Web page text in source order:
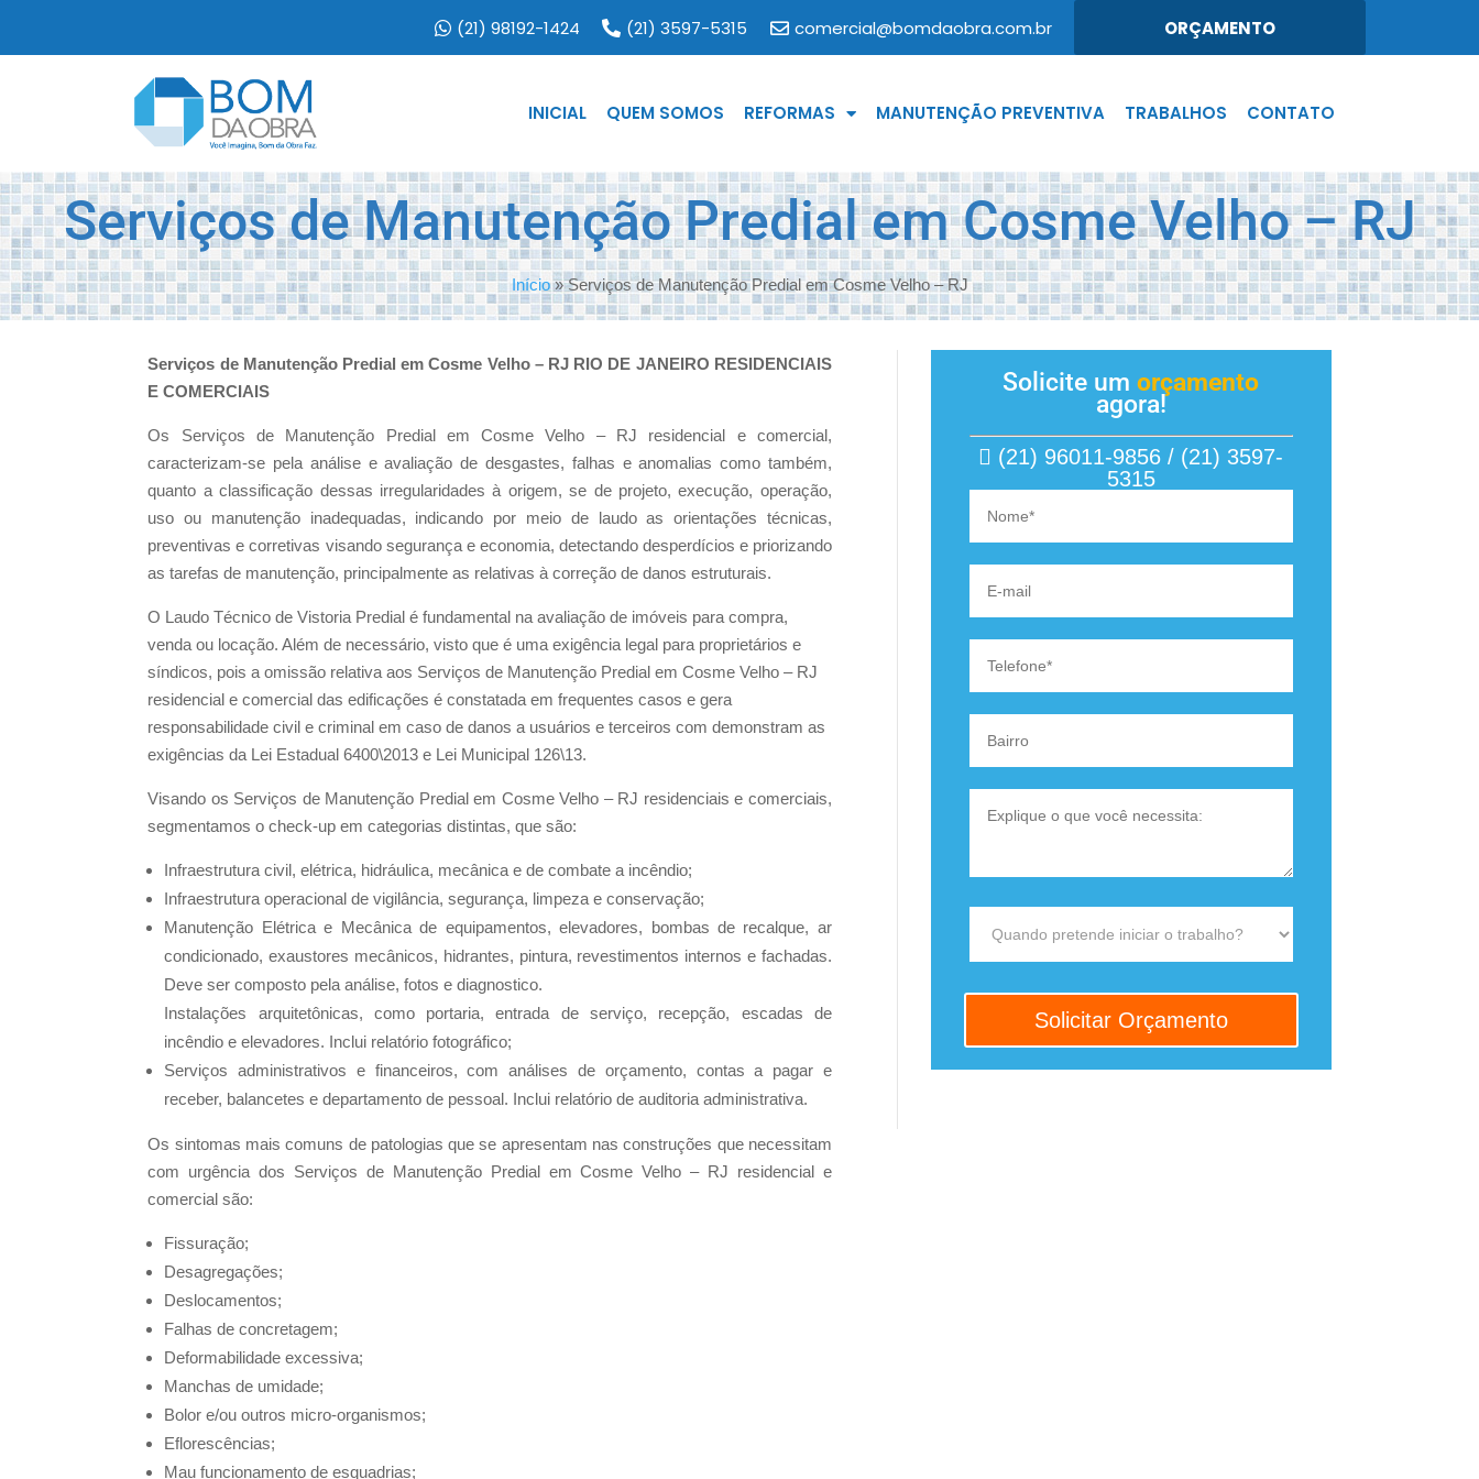
(21) 98192-1424 (21) 3597-5315 comercial@bomdaobra.com.br ORÇAMENTO
INICIAL QUEM SOMOS REFORMAS MANUTENÇÃO PREVENTIVA TRABALHOS CONTATO
Serviços de Manutenção Predial em Cosme Velho – RJ
Início»Serviços de Manutenção Predial em Cosme Velho – RJ
Serviços de Manutenção Predial em Cosme Velho – RJ RIO DE JANEIRO RESIDENCIAIS
E COMERCIAIS
Os Serviços de Manutenção Predial em Cosme Velho – RJ residencial e comercial,
caracterizam-se pela análise e avaliação de desgastes, falhas e anomalias como também,
quanto a classificação dessas irregularidades à origem, se de projeto, execução, operação,
uso ou manutenção inadequadas, indicando por meio de laudo as orientações técnicas,
preventivas e corretivas visando segurança e economia, detectando desperdícios e priorizando
as tarefas de manutenção, principalmente as relativas à correção de danos estruturais.
O Laudo Técnico de Vistoria Predial é fundamental na avaliação de imóveis para compra,
venda ou locação. Além de necessário, visto que é uma exigência legal para proprietários e
síndicos, pois a omissão relativa aos Serviços de Manutenção Predial em Cosme Velho – RJ
residencial e comercial das edificações é constatada em frequentes casos e gera
responsabilidade civil e criminal em caso de danos a usuários e terceiros com demonstram as
exigências da Lei Estadual 6400\2013 e Lei Municipal 126\13.
Visando os Serviços de Manutenção Predial em Cosme Velho – RJ residenciais e comerciais,
segmentamos o check-up em categorias distintas, que são:
Infraestrutura civil, elétrica, hidráulica, mecânica e de combate a incêndio;
Infraestrutura operacional de vigilância, segurança, limpeza e conservação;
Manutenção Elétrica e Mecânica de equipamentos, elevadores, bombas de recalque, ar
condicionado, exaustores mecânicos, hidrantes, pintura, revestimentos internos e fachadas.
Deve ser composto pela análise, fotos e diagnostico.
Instalações arquitetônicas, como portaria, entrada de serviço, recepção, escadas de
incêndio e elevadores. Inclui relatório fotográfico;
Serviços administrativos e financeiros, com análises de orçamento, contas a pagar e
receber, balancetes e departamento de pessoal. Inclui relatório de auditoria administrativa.
Os sintomas mais comuns de patologias que se apresentam nas construções que necessitam
com urgência dos Serviços de Manutenção Predial em Cosme Velho – RJ residencial e
comercial são:
Fissuração;
Desagregações;
Deslocamentos;
Falhas de concretagem;
Deformabilidade excessiva;
Manchas de umidade;
Bolor e/ou outros micro-organismos;
Eflorescências;
Mau funcionamento de esquadrias;
Solicite umorçamento
agora!
(21) 96011-9856 / (21) 3597-
5315